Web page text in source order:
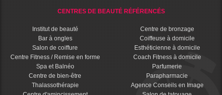
CENTRES DE BEAUTÉ RÉFÉRENCÉS
Institut de beauté
Bar à ongles
Salon de coiffure
Centre Fitness / Remise en forme
Spa et Balnéo
Centre de bien-être
Thalassothérapie
Centre de bronzage
Coiffeuse à domicile
Esthéticienne à domicile
Coach Fitness à domicile
Parfumerie
Parapharmacie
Agence Conseils en Image